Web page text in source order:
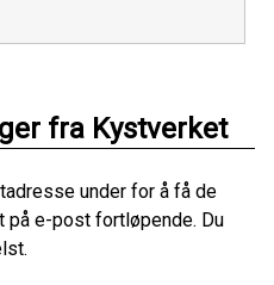
fra Kystverket
under for å få de
på e-post fortløpende. Du